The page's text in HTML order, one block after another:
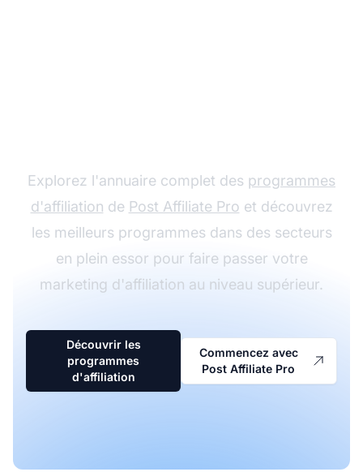
Explorez l'annuaire complet des programmes
d'affiliation de Post Affiliate Pro et découvrez
les meilleurs programmes dans des secteurs
en plein essor pour faire passer votre
marketing d'affiliation au niveau supérieur.
Découvrir les
programmes
d'affiliation
Commencez avec
Post Affiliate Pro